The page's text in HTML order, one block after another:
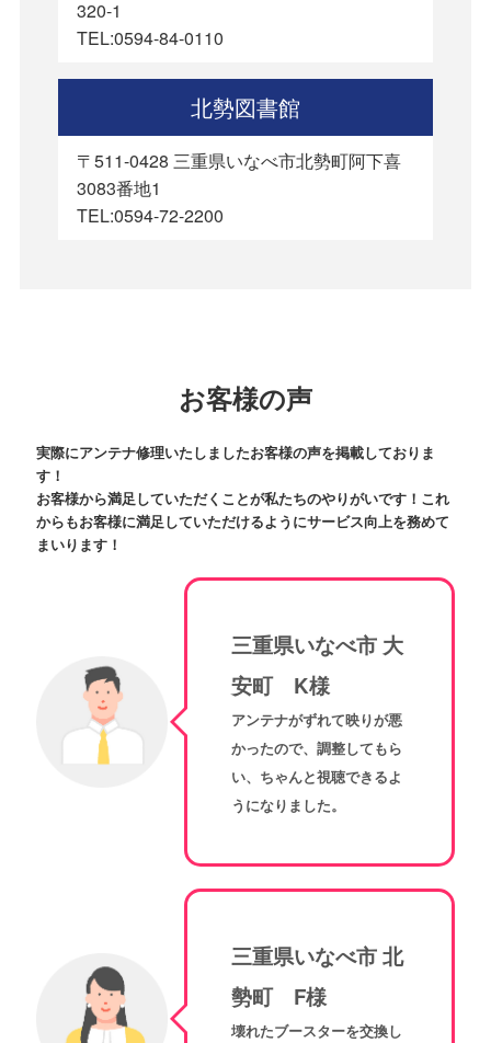
320-1
TEL:0594-84-0110
北勢図書館
〒511-0428 三重県いなべ市北勢町阿下喜
3083番地1
TEL:0594-72-2200
お客様の声
実際にアンテナ修理いたしましたお客様の声を掲載しておりま
す！
お客様から満足していただくことが私たちのやりがいです！これ
からもお客様に満足していただけるようにサービス向上を務めて
まいります！
三重県いなべ市 大
安町 K様
アンテナがずれて映りが悪
かったので、調整してもら
い、ちゃんと視聴できるよ
うになりました。
三重県いなべ市 北
勢町 F様
壊れたブースターを交換し